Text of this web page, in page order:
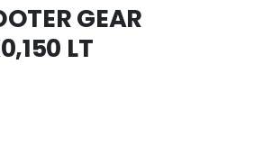
GEAR
LT